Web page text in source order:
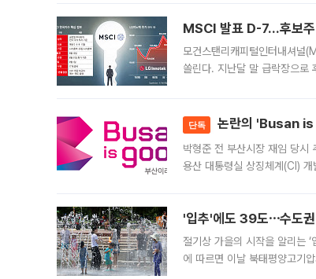
MSCI 발표 D-7…후보주
모건스탠리캐피털인터내셔널
쏠린다. 지난달 말 급락장으로
단독 논란의 'Busan is
박형준 전 부산시장 재임 당시
용산 대통령실 상징체계(CI)
'입추'에도 39도⋯수도
절기상 가을의 시작을 알리는
에 따르면 이날 북태평양고기